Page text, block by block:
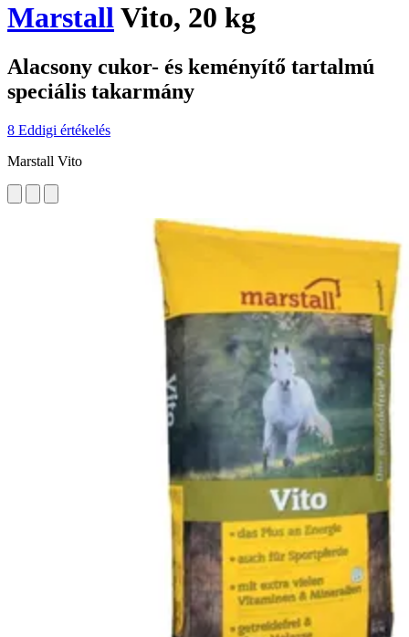
MarstallVito, 20 kg
Alacsony cukor- és keményítő tartalmú
speciális takarmány
8 Eddigi értékelés
Marstall Vito